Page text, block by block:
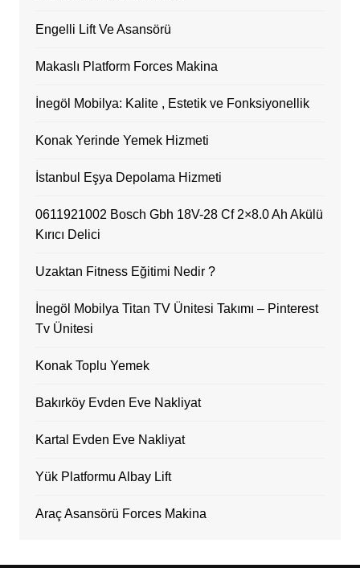
Engelli Lift Ve Asansörü
Makaslı Platform Forces Makina
İnegöl Mobilya: Kalite , Estetik ve Fonksiyonellik
Konak Yerinde Yemek Hizmeti
İstanbul Eşya Depolama Hizmeti
0611921002 Bosch Gbh 18V-28 Cf 2×8.0 Ah Akülü
Kırıcı Delici
Uzaktan Fitness Eğitimi Nedir ?
İnegöl Mobilya Titan TV Ünitesi Takımı – Pinterest
Tv Ünitesi
Konak Toplu Yemek
Bakırköy Evden Eve Nakliyat
Kartal Evden Eve Nakliyat
Yük Platformu Albay Lift
Araç Asansörü Forces Makina